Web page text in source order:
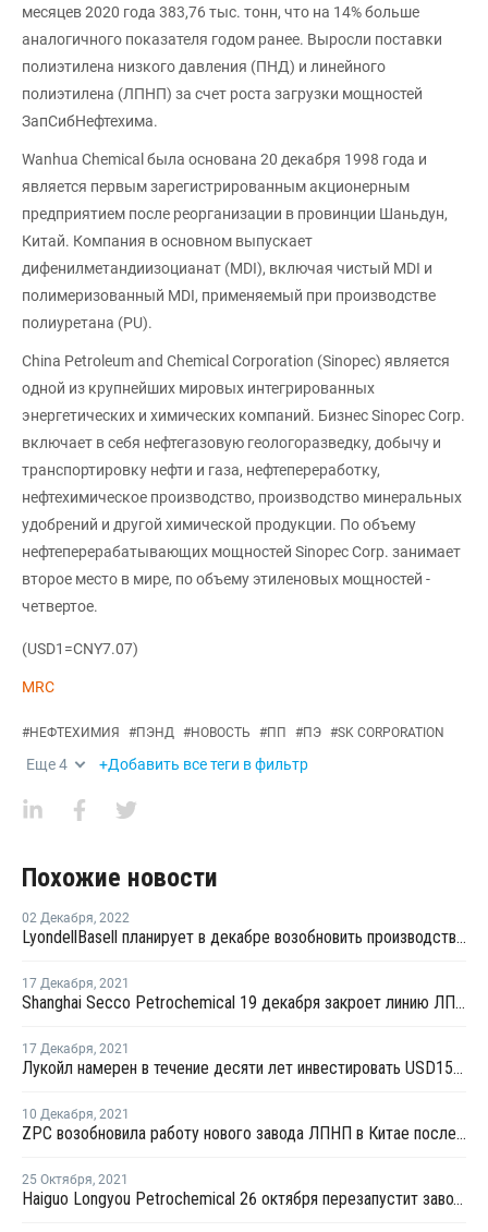
месяцев 2020 года 383,76 тыс. тонн, что на 14% больше
аналогичного показателя годом ранее. Выросли поставки
полиэтилена низкого давления (ПНД) и линейного
полиэтилена (ЛПНП) за счет роста загрузки мощностей
ЗапСибНефтехима.
Wanhua Chemical была основана 20 декабря 1998 года и
является первым зарегистрированным акционерным
предприятием после реорганизации в провинции Шаньдун,
Китай. Компания в основном выпускает
дифенилметандиизоцианат (MDI), включая чистый MDI и
полимеризованный MDI, применяемый при производстве
полиуретана (PU).
China Petroleum and Chemical Corporation (Sinopec) является
одной из крупнейших мировых интегрированных
энергетических и химических компаний. Бизнес Sinopec Corp.
включает в себя нефтегазовую геологоразведку, добычу и
транспортировку нефти и газа, нефтепереработку,
нефтехимическое производство, производство минеральных
удобрений и другой химической продукции. По объему
нефтеперерабатывающих мощностей Sinopec Corp. занимает
второе место в мире, по объему этиленовых мощностей -
четвертое.
(USD1=CNY7.07)
MRC
#НЕФТЕХИМИЯ #ПЭНД #НОВОСТЬ #ПП #ПЭ #SK CORPORATION
Еще4 +Добавить все теги в фильтр
Похожие новости
02 Декабря, 2022
LyondellBasell планирует в декабре возобновить производство ПП в Карлингтоне
17 Декабря, 2021
Shanghai Secco Petrochemical 19 декабря закроет линию ЛПНП в Шанхае на плановый ремонт
17 Декабря, 2021
Лукойл намерен в течение десяти лет инвестировать USD15 млрд в возобновляемые источники энергии
10 Декабря, 2021
ZPC возобновила работу нового завода ЛПНП в Китае после профилактики
25 Октября, 2021
Haiguo Longyou Petrochemical 26 октября перезапустит завод ЛПНП в Китае после внепланового ремонта